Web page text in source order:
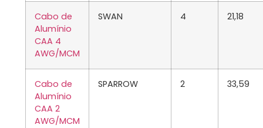
Cabo de
Alumínio
CAA 4
AWG/MCM
SWAN 4 21,18
Cabo de
Alumínio
CAA 2
AWG/MCM
SPARROW 2 33,59